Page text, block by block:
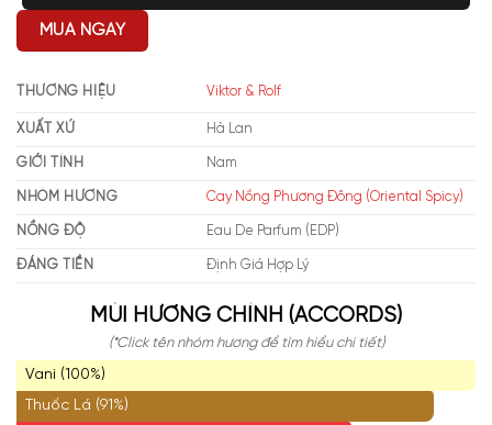
MUA NGAY
THƯƠNG HIỆU Viktor & Rolf
XUẤT XỨ Hà Lan
GIỚI TÍNH Nam
NHÓM HƯƠNG Cay Nồng Phương Đông (Oriental Spicy)
NỒNG ĐỘ Eau De Parfum (EDP)
ĐÁNG TIỀN Định Giá Hợp Lý
MÙI HƯƠNG CHÍNH (ACCORDS)
(*Click tên nhóm hương để tìm hiểu chi tiết)
Vani (100%)
Thuốc Lá (91%)